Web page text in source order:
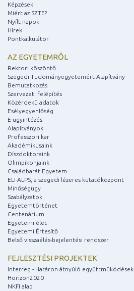
Képzések
Miért az SZTE?
Nyílt napok
Hírek
Pontkalkulátor
AZ EGYETEMRŐL
Rektori köszöntő
Szegedi Tudományegyetemért Alapítvány
Bemutatkozás
Szervezeti felépítés
Közérdekű adatok
Esélyegyenlőség
E-ügyintézés
Alapítványok
Professzori kar
Akadémikusaink
Díszdoktoraink
Olimpikonjaink
Családbarát Egyetem
ELI-ALPS, a szegedi lézeres kutatóközpont
Minőségügy
Szabályzatok
Egyetemtörténet
Centenárium
Egyetemi élet
Egyetemi Értesítő
Belső visszaélés-bejelentési rendszer
FEJLESZTÉSI PROJEKTEK
Interreg - Határon átnyúló együttműködések
Horizon2020
NKFI alap